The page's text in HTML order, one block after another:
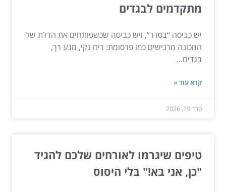
מתקדמים לבגדים
יש כביסה “בסדר”, ויש כביסה שכשפותחים את הדלת של
המכונה מרגישים כמו פרסומת: ריח נקי, מגע רך,
בגדים...
קרא עוד »
פבר 19, 2026
טיפים שיגרמו לאורחים שלכם להגיד
"כן, אני בא!" בלי היסוס